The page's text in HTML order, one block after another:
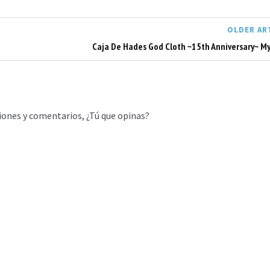
OLDER
Caja De Hades God Cloth ~15th Anniversary~
y comentarios, ¿Tú que opinas?